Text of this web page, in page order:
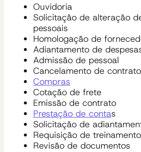
Ouvidoria
Solicitação de alteração
pessoais
Homologação de
Adiantamento de
Admissão de pessoal
Cancelamento de contrato
Compras
Cotação de frete
Emissão de contrato
Prestação de contas
Solicitação de
Requisição de treinamento
Revisão de documentos